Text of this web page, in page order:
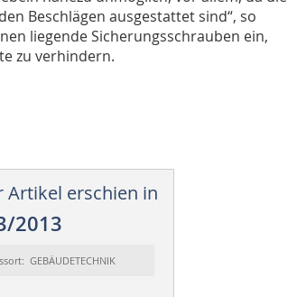
Beschlägen ausgestattet sind“, so
liegende Sicherungsschrauben ein,
zu verhindern.
Artikel erschien in
2013
GEBÄUDETECHNIK